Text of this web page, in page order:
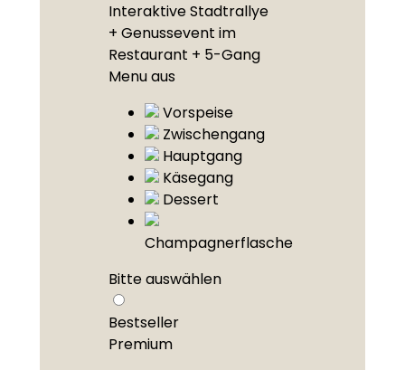
Interaktive Stadtrallye
+ Genussevent im
Restaurant + 5-Gang
Menu aus
Vorspeise
Zwischengang
Hauptgang
Käsegang
Dessert
Champagnerflasche
Bitte auswählen
Bestseller
Premium